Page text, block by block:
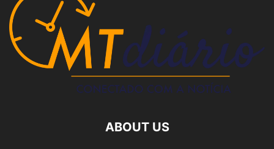
ABOUT US